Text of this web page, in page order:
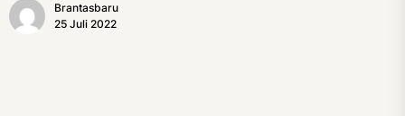
Brantasbaru
25 Juli 2022